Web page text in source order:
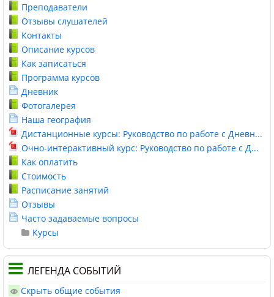
Преподаватели
Отзывы слушателей
Контакты
Описание курсов
Как записаться
Программа курсов
Дневник
Фотогалерея
Наша география
Дистанционные курсы: Руководство по работе с Дневн...
Очно-интерактивный курс: Руководство по работе с Д...
Как оплатить
Стоимость
Расписание занятий
Отзывы
Часто задаваемые вопросы
Курсы
ЛЕГЕНДА СОБЫТИЙ
Скрыть общие события